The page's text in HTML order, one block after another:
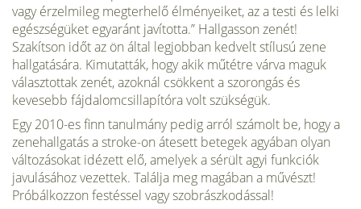
vagy érzelmileg megterhelő élményeiket, az a testi és lelki
egészségüket egyaránt javította.” Hallgasson zenét!
Szakítson időt az ön által legjobban kedvelt stílusú zene
hallgatására. Kimutatták, hogy akik műtétre várva maguk
választottak zenét, azoknál csökkent a szorongás és
kevesebb fájdalomcsillapítóra volt szükségük.
Egy 2010-es finn tanulmány pedig arról számolt be, hogy a
zenehallgatás a stroke-on átesett betegek agyában olyan
változásokat idézett elő, amelyek a sérült agyi funkciók
javulásához vezettek. Találja meg magában a művészt!
Próbálkozzon festéssel vagy szobrászkodással!